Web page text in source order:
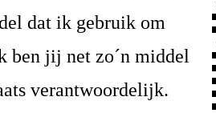
dat ik gebruik om
ben jij net zo´n middel
verantwoordelijk.